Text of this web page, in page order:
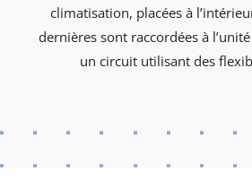
climatisation, placées à
dernières sont raccordées à
un circuit utilisant des